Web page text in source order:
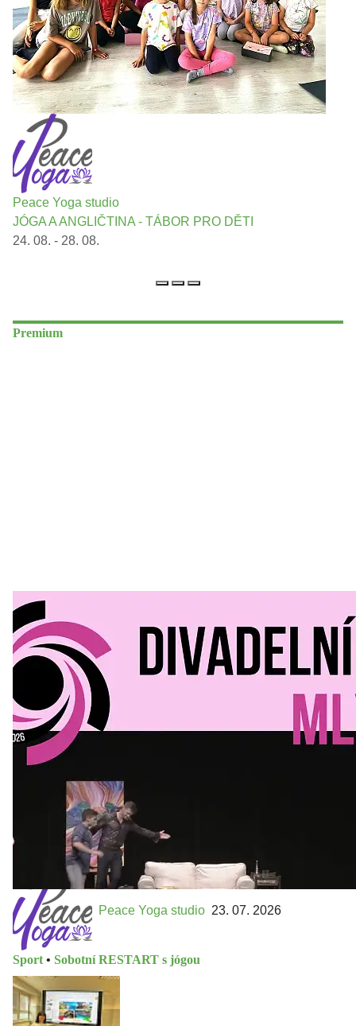
Peace Yoga studio
JÓGA A ANGLIČTINA - TÁBOR PRO DĚTI
24. 08. - 28. 08.
Premium
Divadelní Mlýn 30. 07. 2026
Kultura a volný čas
Divadelní mlýn. 15. až 18. října KD
MLEJN. Vstupenky již v prodeji.
Přijďte na přátelský festival divadla a inspirace 15. až 18.
října 2026 Vstupenky již v prodeji na GOOUT -
https://divadelnimlyn.cz/vstupenky Představ si čtyři dny
Peace Yoga studio 23. 07. 2026
Sport • Sobotní RESTART s jógou